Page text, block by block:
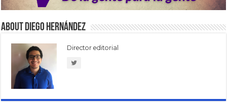
About Diego Hernández
Director editorial